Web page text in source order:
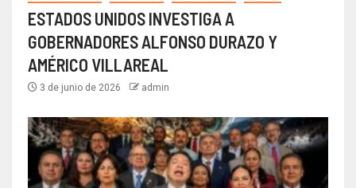
ESTADOS UNIDOS INVESTIGA A
GOBERNADORES ALFONSO DURAZO Y
AMÉRICO VILLAREAL
3 de junio de 2026 admin